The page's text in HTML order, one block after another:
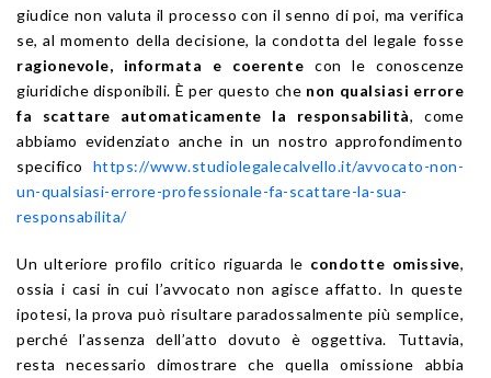
giudice non valuta il processo con il senno di poi, ma verifica
se, al momento della decisione, la condotta del legale fosse
ragionevole, informata e coerente con le conoscenze
giuridiche disponibili. È per questo che non qualsiasi errore
fa scattare automaticamente la responsabilità, come
abbiamo evidenziato anche in un nostro approfondimento
specifico https://www.studiolegalecalvello.it/avvocato-non-
un-qualsiasi-errore-professionale-fa-scattare-la-sua-
responsabilita/
Un ulteriore profilo critico riguarda le condotte omissive,
ossia i casi in cui l’avvocato non agisce affatto. In queste
ipotesi, la prova può risultare paradossalmente più semplice,
perché l’assenza dell’atto dovuto è oggettiva. Tuttavia,
resta necessario dimostrare che quella omissione abbia